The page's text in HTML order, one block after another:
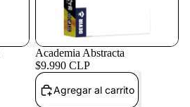
Academia Abstracta
$9.990 CLP
Agregar al carrito